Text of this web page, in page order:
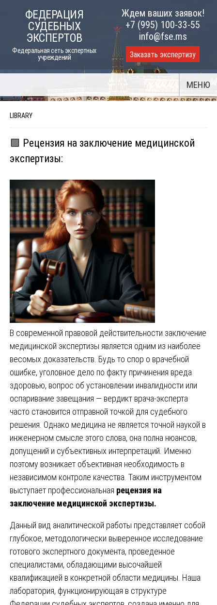
ФЕДЕРАЦИЯ
СУДЕБНЫХ
ЭКСПЕРТОВ
Федеральная сеть экспертных
учреждений
Ждем ваших заявок!
+7 (995) 100-33-55
info@fse.ms
Заказать экспертизу
МЕНЮ
LIBRARY
🟩 Рецензия на заключение медицинской
экспертизы:
В современной правовой действительности заключение
медицинской экспертизы является одним из наиболее
весомых доказательств. Будь то спор о врачебной
ошибке, уголовное дело по факту причинения вреда
здоровью, вопрос об установлении инвалидности или
оспаривание завещания — вердикт врача-эксперта
часто становится отправной точкой для судебного
решения. Однако медицина не является точной наукой в
инженерном смысле этого слова, она полна нюансов,
допущений и субъективных интерпретаций. Именно
поэтому возникает объективная необходимость в
независимом контроле качества. Таким инструментом
выступает профессиональная рецензия на
заключение медицинской экспертизы.
Данный вид аналитической работы представляет собой
глубокое, методологически выверенное исследование
готового экспертного документа, проведенное
специалистами, обладающими высочайшей
квалификацией в конкретной области медицины. Наша
лаборатория, функционирующая в структуре